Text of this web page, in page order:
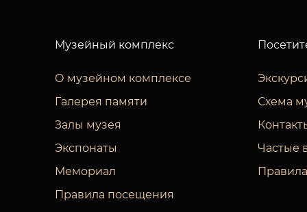
Музейный комплекс
О музейном комплексе
Галерея памяти
Залы музея
Экспонаты
Мемориал
Правила посещения
Схема
Частые